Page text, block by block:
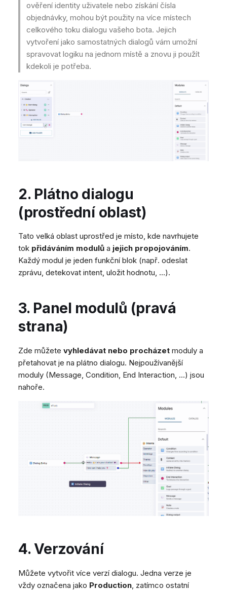
ověření identity uživatele nebo získání čísla
objednávky, mohou být použity na více místech
celkového toku dialogu vašeho bota. Jejich
vytvoření jako samostatných dialogů vám umožní
spravovat logiku na jednom místě a znovu ji použít
kdekoli je potřeba.
2. Plátno dialogu
(prostřední oblast)
Tato velká oblast uprostřed je místo, kde navrhujete
tok přidáváním modulů a jejich propojováním.
Každý modul je jeden funkční blok (např. odeslat
zprávu, detekovat intent, uložit hodnotu, ...).
3. Panel modulů (pravá
strana)
Zde můžete vyhledávat nebo procházet moduly a
přetahovat je na plátno dialogu. Nejpoužívanější
moduly (Message, Condition, End Interaction, ...) jsou
nahoře.
4. Verzování
Můžete vytvořit více verzí dialogu. Jedna verze je
vždy označena jako Production, zatímco ostatní